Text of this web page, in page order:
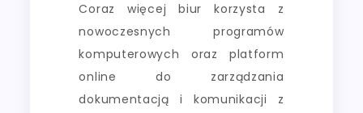
Coraz więcej biur korzysta z
nowoczesnych programów
komputerowych oraz platform
online do zarządzania
dokumentacją i komunikacji z